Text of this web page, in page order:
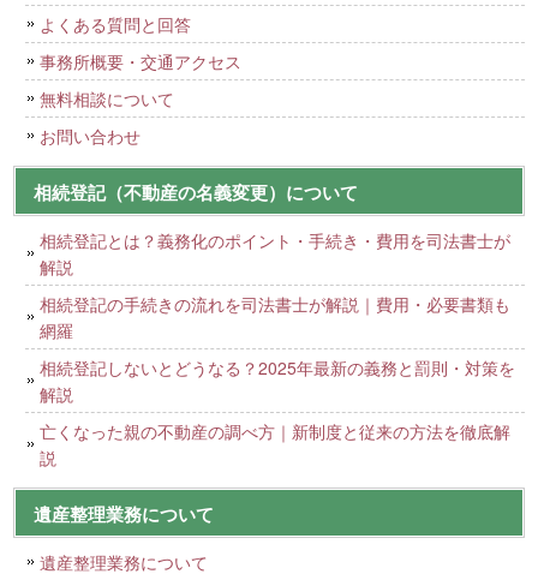
よくある質問と回答
事務所概要・交通アクセス
無料相談について
お問い合わせ
相続登記（不動産の名義変更）について
相続登記とは？義務化のポイント・手続き・費用を司法書士が
解説
相続登記の手続きの流れを司法書士が解説｜費用・必要書類も
網羅
相続登記しないとどうなる？2025年最新の義務と罰則・対策を
解説
亡くなった親の不動産の調べ方｜新制度と従来の方法を徹底解
説
遺産整理業務について
遺産整理業務について